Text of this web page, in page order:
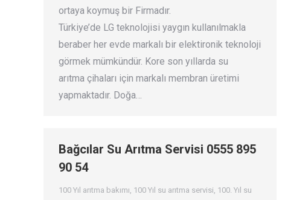
ortaya koymuş bir Firmadır.
Türkiye’de LG teknolojisi yaygın kullanılmakla
beraber her evde markalı bir elektironik teknoloji
görmek mümkündür. Kore son yıllarda su
arıtma çihaları için markalı membran üretimi
yapmaktadır. Doğa…
Bağcılar Su Arıtma Servisi 0555 895
90 54
100 Yıl arıtma bakımı, 100 Yıl su arıtma servisi, 100. Yıl su